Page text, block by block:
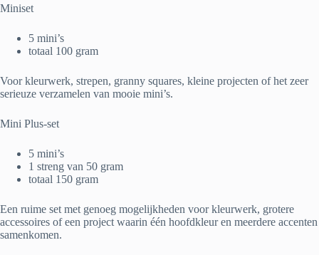
Miniset
5 mini’s
totaal 100 gram
Voor kleurwerk, strepen, granny squares, kleine projecten of het zeer
serieuze verzamelen van mooie mini’s.
Mini Plus-set
5 mini’s
1 streng van 50 gram
totaal 150 gram
Een ruime set met genoeg mogelijkheden voor kleurwerk, grotere
accessoires of een project waarin één hoofdkleur en meerdere accenten
samenkomen.